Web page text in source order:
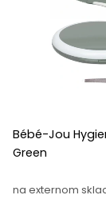
Bébé-Jou
Green
na externom